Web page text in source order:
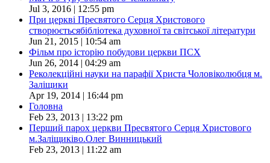
Jul 3, 2016 | 12:55 pm
При церкві Пресвятого Серця Христового
створюєтьсябібліотека духовної та світської літератури
Jun 21, 2015 | 10:54 am
Фільм про історію побудови церкви ПСХ
Jun 26, 2014 | 04:29 am
Реколекційні науки на парафії Христа Чоловіколюбця м.
Заліщики
Apr 19, 2014 | 16:44 pm
Головна
Feb 23, 2013 | 13:22 pm
Перший парох церкви Пресвятого Серця Христового
м.Заліщиківо.Олег Винницький
Feb 23, 2013 | 11:22 am